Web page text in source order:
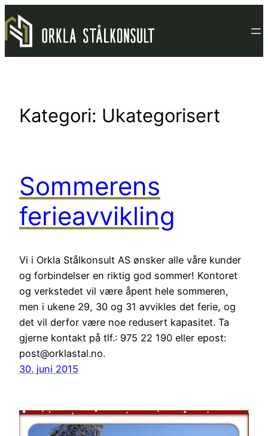
Hopp
til
innhold
Kategori: Ukategorisert
Sommerens
ferieavvikling
Vi i Orkla Stålkonsult AS ønsker alle våre kunder
og forbindelser en riktig god sommer! Kontoret
og verkstedet vil være åpent hele sommeren,
men i ukene 29, 30 og 31 avvikles det ferie, og
det vil derfor være noe redusert kapasitet. Ta
gjerne kontakt på tlf.: 975 22 190 eller epost:
post@orklastal.no.
30. juni 2015